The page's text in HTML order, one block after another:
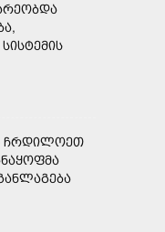
ᲩᲠᲓᲘᲚᲝᲔᲗ